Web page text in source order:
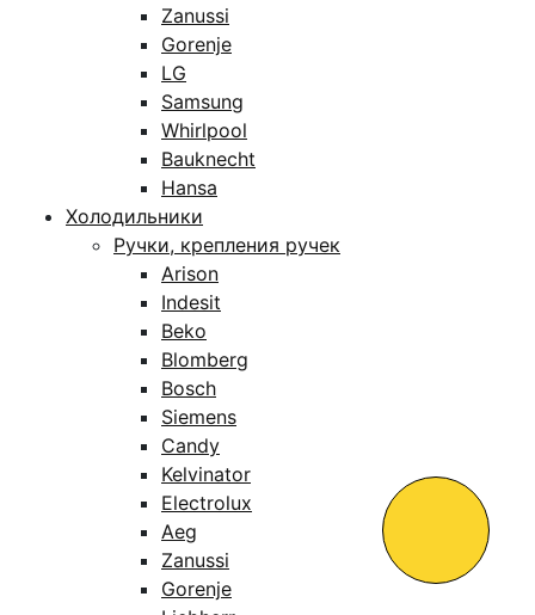
Zanussi
Gorenje
LG
Samsung
Whirlpool
Bauknecht
Hansa
Холодильники
Ручки, крепления ручек
Arison
Indesit
Beko
Blomberg
Bosch
Siemens
Candy
Kelvinator
Electrolux
Aeg
Zanussi
Gorenje